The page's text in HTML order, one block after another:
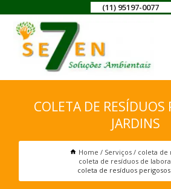
(11) 95197-0077
COLETA DE RESÍDUOS
JARDINS
Home Serviços
coleta de
coleta de resíduos de
coleta de resíduos perigosos